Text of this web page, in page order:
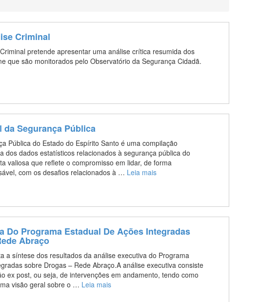
Criminal
pretende apresentar uma análise crítica resumida dos
que são monitorados pelo Observatório da Segurança Cidadã.
Segurança Pública
Pública do Estado do Espírito Santo é uma compilação
dos dados estatísticos relacionados à segurança pública do
valiosa que reflete o compromisso em lidar, de forma
com os desafios relacionados à … Leia mais
Do Programa Estadual De Ações Integradas
Abraço
a síntese dos resultados da análise executiva do Programa
sobre Drogas – Rede Abraço.A análise executiva consiste
ex post, ou seja, de intervenções em andamento, tendo como
visão geral sobre o … Leia mais